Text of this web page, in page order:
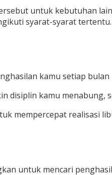
untuk kebutuhan
syarat-syarat tertentu.
kamu setiap
disiplin kamu menabung,
mempercepat realisasi
untuk mencari